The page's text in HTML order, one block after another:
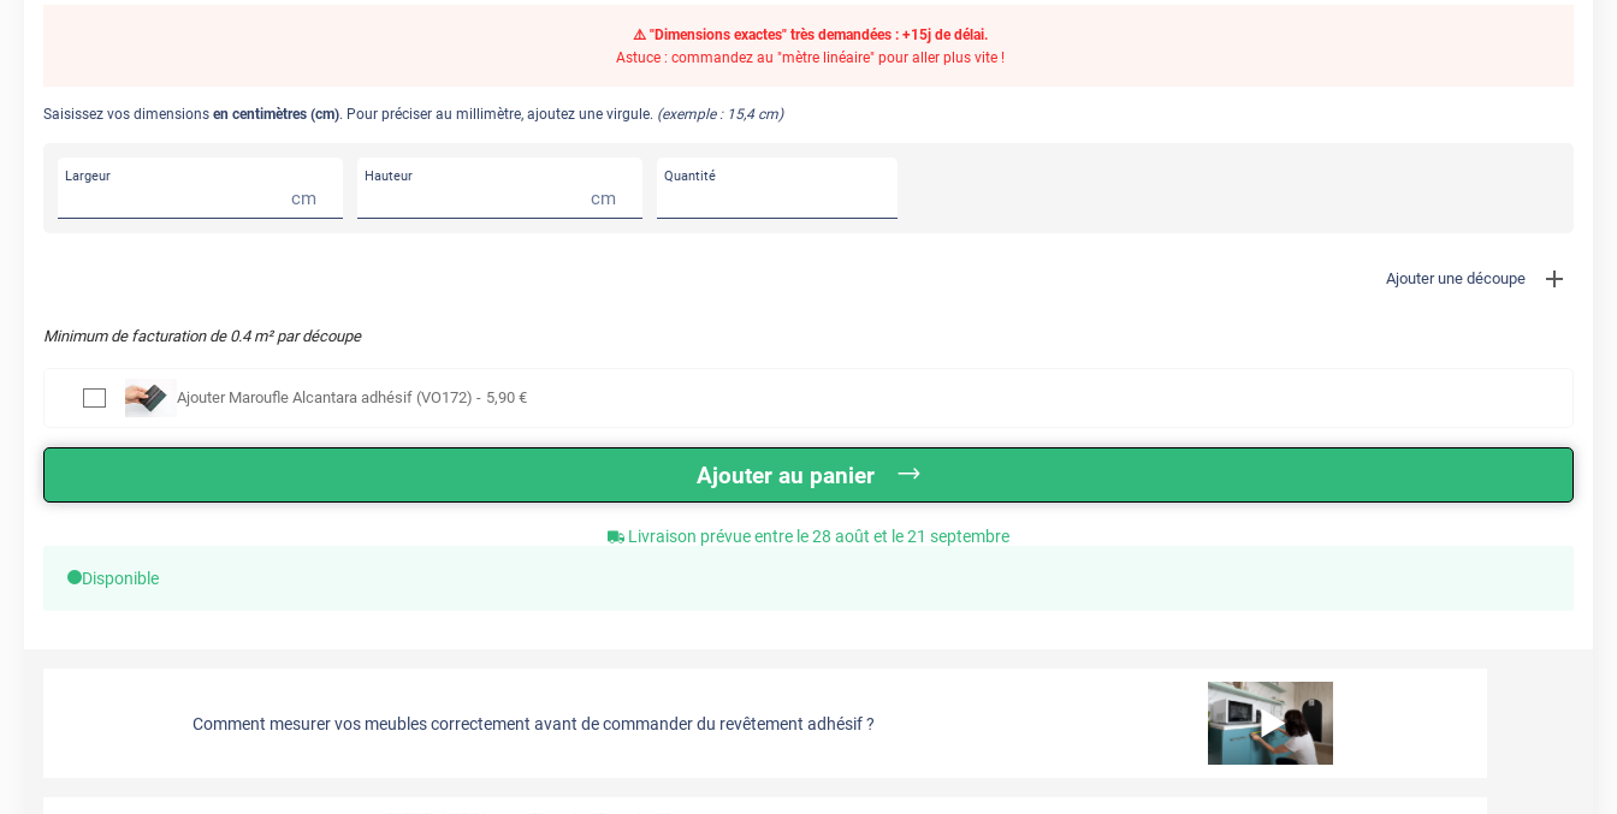
⚠️ "Dimensions exactes" très demandées : +15j de délai.
Astuce : commandez au "mètre linéaire" pour aller plus vite !
Saisissez vos dimensions en centimètres (cm). Pour préciser au millimètre, ajoutez une virgule. (exemple : 15,4 cm)
Largeur
cm
Hauteur
cm
Quantité
Ajouter une découpe
Minimum de facturation de 0.4m² par découpe
Ajouter Maroufle Alcantara adhésif (VO172) - 5,90 €
Ajouter au panier
Livraison prévue entre le 28 août et le 21 septembre
Disponible
Comment mesurer vos meubles correctement avant de commander du revêtement adhésif ?